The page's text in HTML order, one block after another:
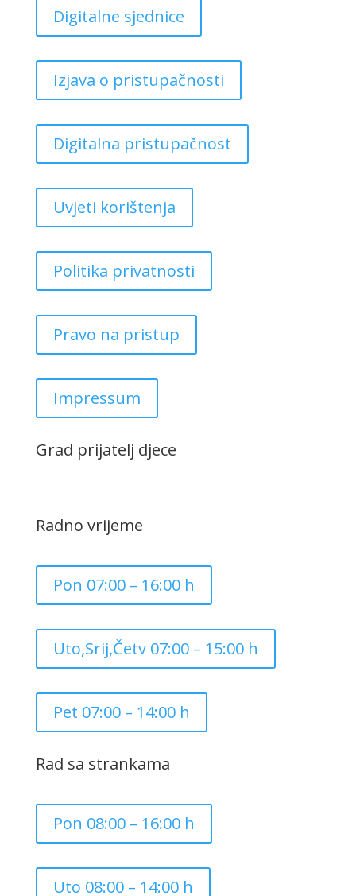
Digitalne sjednice
Izjava o pristupačnosti
Digitalna pristupačnost
Uvjeti korištenja
Politika privatnosti
Pravo na pristup
Impressum
Grad prijatelj djece
Radno vrijeme
Pon 07:00 – 16:00 h
Uto,Srij,Četv 07:00 – 15:00 h
Pet 07:00 – 14:00 h
Rad sa strankama
Pon 08:00 – 16:00 h
Uto 08:00 – 14:00 h